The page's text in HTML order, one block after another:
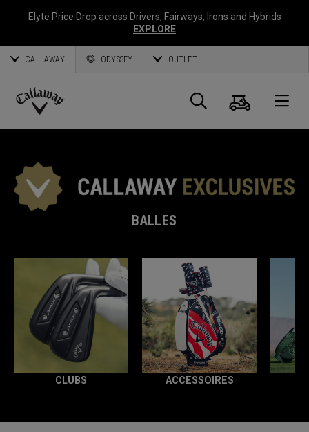
Elyte Price Drop across Drivers, Fairways, Irons and Hybrids
EXPLORE
CALLAWAY ODYSSEY OUTLET
Callaway
Panier
BALLES
CLUBS ACCESSOIRES